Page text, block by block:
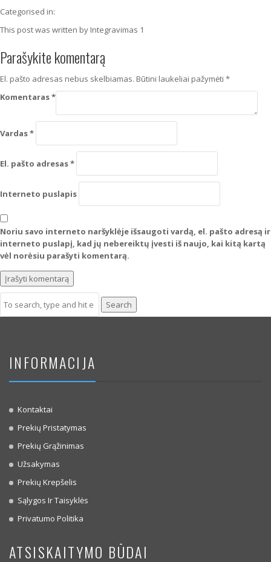
Categorised in:
This post was written by Integravimas 1
Parašykite komentarą
El. pašto adresas nebus skelbiamas. Būtini laukeliai pažymėti *
Komentaras*
Vardas*
El. pašto adresas*
Interneto puslapis
Noriu savo interneto naršyklėje išsaugoti vardą, el. pašto adresą ir
interneto puslapį, kad jų nebereiktų įvesti iš naujo, kai kitą kartą
vėl norėsiu parašyti komentarą.
Search
INFORMACIJA
Kontaktai
Prekių Pristatymas
Prekių Grąžinimas
Užsakymas
Prekių Krepšelis
Sąlygos Ir Taisyklės
Privatumo Politika
ATSISKAITYMO BŪDAI